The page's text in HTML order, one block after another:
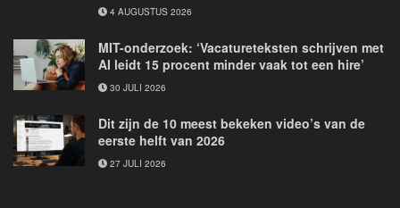
4 AUGUSTUS 2026
MIT-onderzoek: ‘Vacatureteksten schrijven met
AI leidt 15 procent minder vaak tot een hire’
30 JULI 2026
Dit zijn de 10 meest bekeken video’s van de
eerste helft van 2026
27 JULI 2026